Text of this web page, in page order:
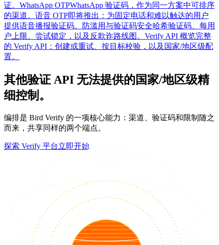
证。 WhatsApp OTPWhatsApp 验证码，作为同一方案中可排序
的渠道。 语音 OTP即将推出：为固定电话和难以触达的用户
提供语音播报验证码。
防滥用与验证码安全哈希验证码、每用
户上限、尝试锁定，以及反欺诈路线图。 Verify API 概览完整
的 Verify API：创建或重试、按目标校验，以及国家/地区级配
置。
其他验证 API 无法提供的国家/地区级精
细控制。
编排是 Bird Verify 的一项核心能力：渠道、验证码和限制随之
而来，共享同样的两个端点。
探索 Verify 平台立即开始